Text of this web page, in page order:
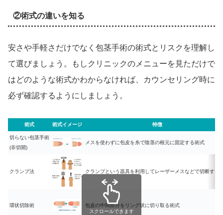
②術式の違いを知る
安さや手軽さだけでなく包茎手術の術式とリスクを理解し
て選びましょう。もしクリニックのメニューを見ただけで
はどのような術式かわからなければ、カウンセリング時に
必ず確認するようにしましょう。
術式 術式イメージ 特徴
切らない包茎手術
(非切開)
メスを使わずに包皮を糸で陰茎の根元に固定する術式
クランプ法 クランプという器具を利用してレーザーメスなどで切断する
環状切除術 包皮の中間部分をリング状に切り取る術式
スクロールできます